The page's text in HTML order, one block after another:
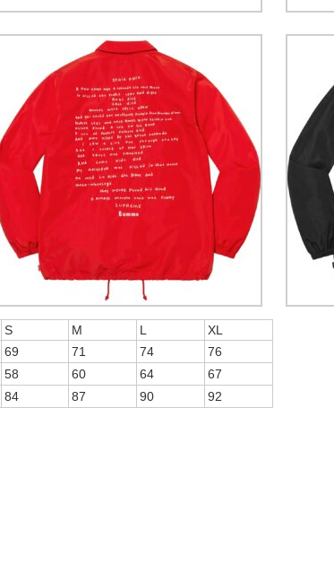
S M L
XL
69 71 74
76
58 60 64
67
84 87 90 92